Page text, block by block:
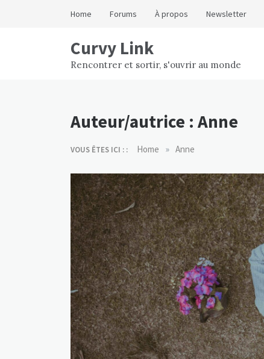
Home Forums À propos Newsletter
Curvy Link
Rencontrer et sortir, s'ouvrir au monde
Auteur/autrice : Anne
VOUS ÊTES ICI : : Home » Anne